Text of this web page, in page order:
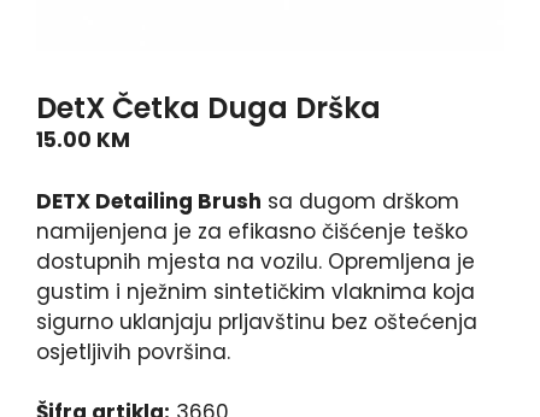
DetX Četka Duga Drška
15.00 KM
DETX Detailing Brush sa dugom drškom
namijenjena je za efikasno čišćenje teško
dostupnih mjesta na vozilu. Opremljena je
gustim i nježnim sintetičkim vlaknima koja
sigurno uklanjaju prljavštinu bez oštećenja
osjetljivih površina.